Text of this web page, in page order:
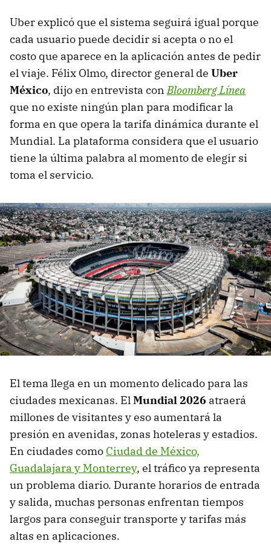
Uber explicó que el sistema seguirá igual porque
cada usuario puede decidir si acepta o no el
costo que aparece en la aplicación antes de pedir
el viaje. Félix Olmo, director general de Uber
México, dijo en entrevista conBloomberg Línea
que no existe ningún plan para modificar la
forma en que opera la tarifa dinámica durante el
Mundial. La plataforma considera que el usuario
tiene la última palabra al momento de elegir si
toma el servicio.
El tema llega en un momento delicado para las
ciudades mexicanas. ElMundial 2026 atraerá
millones de visitantes y eso aumentará la
presión en avenidas, zonas hoteleras y estadios.
En ciudades como Ciudad de México,
Guadalajara y Monterrey, el tráfico ya representa
un problema diario. Durante horarios de entrada
y salida, muchas personas enfrentan tiempos
largos para conseguir transporte y tarifas más
altas en aplicaciones.